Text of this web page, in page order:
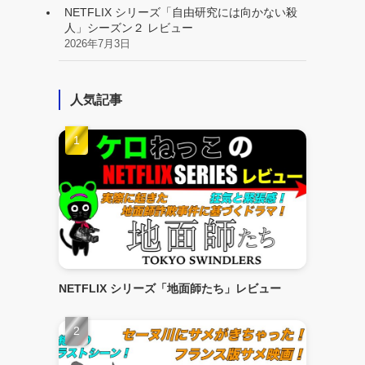
NETFLIX シリーズ「自由研究には向かない殺
人」シーズン２ レビュー
2026年7月3日
人気記事
NETFLIX シリーズ「地面師たち」レビュー